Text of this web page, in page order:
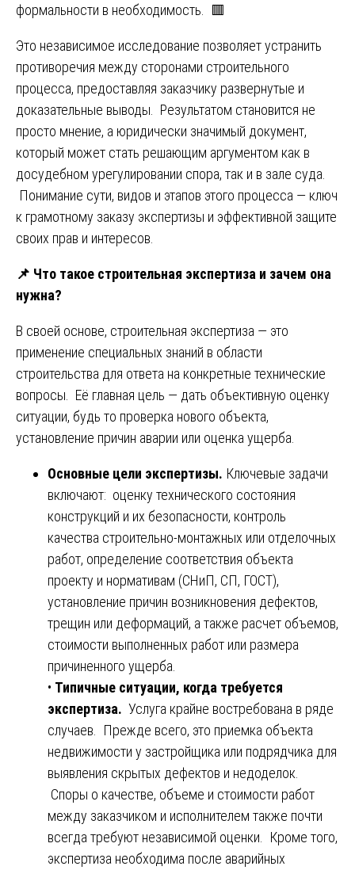
формальности в необходимость. 🟥
Это независимое исследование позволяет устранить
противоречия между сторонами строительного
процесса, предоставляя заказчику развернутые и
доказательные выводы. Результатом становится не
просто мнение, а юридически значимый документ,
который может стать решающим аргументом как в
досудебном урегулировании спора, так и в зале суда.
Понимание сути, видов и этапов этого процесса — ключ
к грамотному заказу экспертизы и эффективной защите
своих прав и интересов.
📌 Что такое строительная экспертиза и зачем она
нужна?
В своей основе, строительная экспертиза — это
применение специальных знаний в области
строительства для ответа на конкретные технические
вопросы. Её главная цель — дать объективную оценку
ситуации, будь то проверка нового объекта,
установление причин аварии или оценка ущерба.
Основные цели экспертизы. Ключевые задачи
включают: оценку технического состояния
конструкций и их безопасности, контроль
качества строительно-монтажных или отделочных
работ, определение соответствия объекта
проекту и нормативам (СНиП, СП, ГОСТ),
установление причин возникновения дефектов,
трещин или деформаций, а также расчет объемов,
стоимости выполненных работ или размера
причиненного ущерба.
• Типичные ситуации, когда требуется
экспертиза. Услуга крайне востребована в ряде
случаев. Прежде всего, это приемка объекта
недвижимости у застройщика или подрядчика для
выявления скрытых дефектов и недоделок.
Споры о качестве, объеме и стоимости работ
между заказчиком и исполнителем также почти
всегда требуют независимой оценки. Кроме того,
экспертиза необходима после аварийных